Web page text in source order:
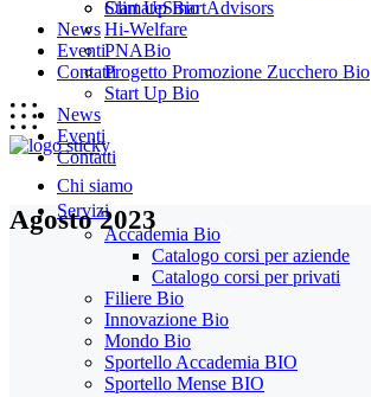
Start Up Bio
News
Eventi
Contatti
Chi siamo
Servizi
Accademia Bio
Catalogo corsi per aziende
Catalogo corsi per privati
Filiere Bio
Innovazione Bio
Mondo Bio
Sportello Accademia BIO
Sportello Mense BIO
ClimateSmartAdvisors
Hi-Welfare
PNABio
Progetto Promozione Zucchero Bio
Start Up Bio
News
Eventi
Contatti
Agosto 2023